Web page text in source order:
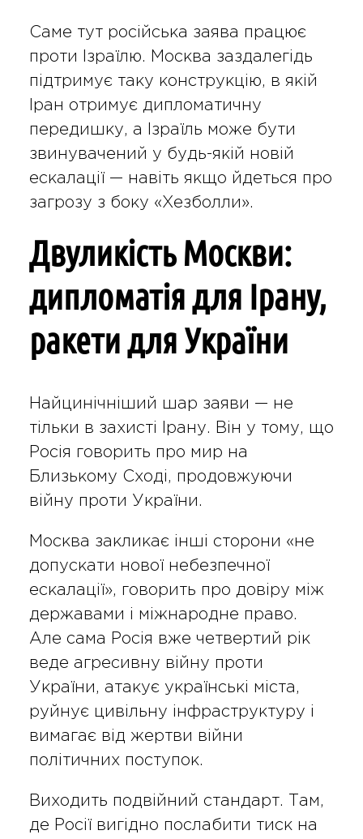
Саме тут російська заява працює
проти Ізраїлю. Москва заздалегідь
підтримує таку конструкцію, в якій
Іран отримує дипломатичну
передишку, а Ізраїль може бути
звинувачений у будь-якій новій
ескалації — навіть якщо йдеться про
загрозу з боку «Хезболли».
Двуликість Москви:
дипломатія для Ірану,
ракети для України
Найцинічніший шар заяви — не
тільки в захисті Ірану. Він у тому, що
Росія говорить про мир на
Близькому Сході, продовжуючи
війну проти України.
Москва закликає інші сторони «не
допускати нової небезпечної
ескалації», говорить про довіру між
державами і міжнародне право.
Але сама Росія вже четвертий рік
веде агресивну війну проти
України, атакує українські міста,
руйнує цивільну інфраструктуру і
вимагає від жертви війни
політичних поступок.
Виходить подвійний стандарт. Там,
де Росії вигідно послабити тиск на